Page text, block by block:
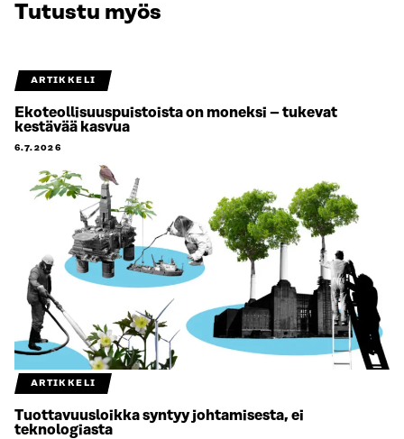
Tutustu myös
ARTIKKELI
Ekoteollisuuspuistoista on moneksi – tukevat
kestävää kasvua
6.7.2026
ARTIKKELI
Tuottavuusloikka syntyy johtamisesta, ei
teknologiasta